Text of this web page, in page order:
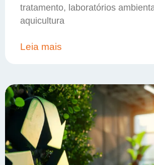
tratamento, laboratórios
aquicultura
Leia mais